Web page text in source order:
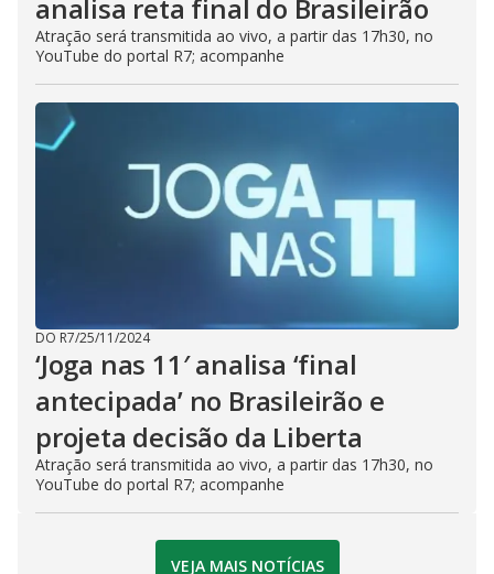
analisa reta final do Brasileirão
Atração será transmitida ao vivo, a partir das 17h30, no
YouTube do portal R7; acompanhe
DO R7/25/11/2024
‘Joga nas 11′ analisa ‘final
antecipada’ no Brasileirão e
projeta decisão da Liberta
Atração será transmitida ao vivo, a partir das 17h30, no
YouTube do portal R7; acompanhe
VEJA MAIS NOTÍCIAS